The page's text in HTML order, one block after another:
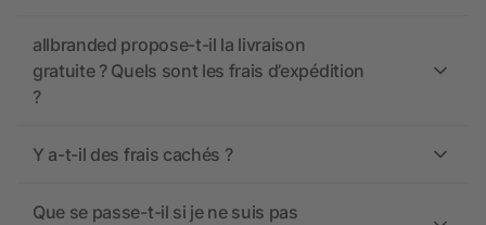
allbranded propose-t-il la livraison
gratuite ? Quels sont les frais d’expédition
?
Y a-t-il des frais cachés ?
Que se passe-t-il si je ne suis pas